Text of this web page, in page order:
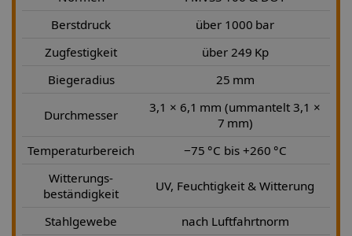
Berstdruck
über 1000 bar
Zugfestigkeit
über 249 Kp
Biegeradius
25 mm
Durchmesser
3,1 × 6,1 mm (ummantelt 3,1 ×
7 mm)
Temperaturbereich
−75 °C bis +260 °C
Witterungs-
beständigkeit
UV, Feuchtigkeit & Witterung
Stahlgewebe
nach Luftfahrtnorm